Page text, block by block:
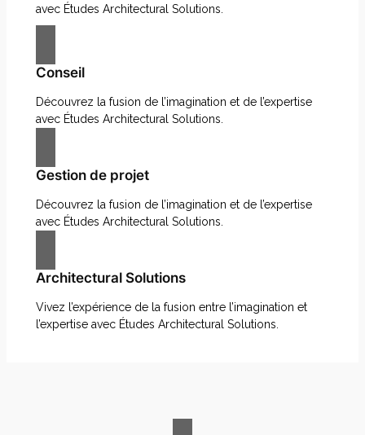
avec Études Architectural Solutions.
Conseil
Découvrez la fusion de l’imagination et de l’expertise
avec Études Architectural Solutions.
Gestion de projet
Découvrez la fusion de l’imagination et de l’expertise
avec Études Architectural Solutions.
Architectural Solutions
Vivez l’expérience de la fusion entre l’imagination et
l’expertise avec Études Architectural Solutions.